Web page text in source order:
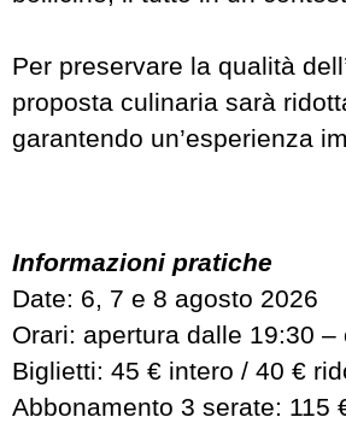
Per preservare la qualità
proposta culinaria sarà
garantendo un’esperienza
Informazioni pratiche
Date: 6, 7 e 8 agosto 2026
Orari: apertura dalle 19:30
Biglietti: 45 € intero / 40 €
Abbonamento 3 serate: 115